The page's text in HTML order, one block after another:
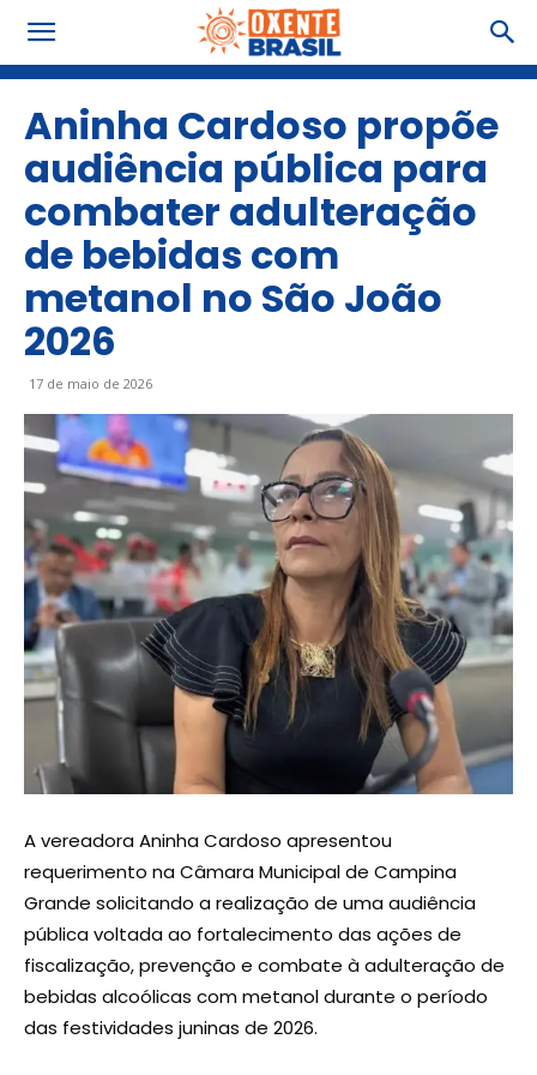
Aninha Cardoso propõe
audiência pública para
combater adulteração
de bebidas com
metanol no São João
2026
17 de maio de 2026
A vereadora Aninha Cardoso apresentou
requerimento na Câmara Municipal de Campina
Grande solicitando a realização de uma audiência
pública voltada ao fortalecimento das ações de
fiscalização, prevenção e combate à adulteração de
bebidas alcoólicas com metanol durante o período
das festividades juninas de 2026.